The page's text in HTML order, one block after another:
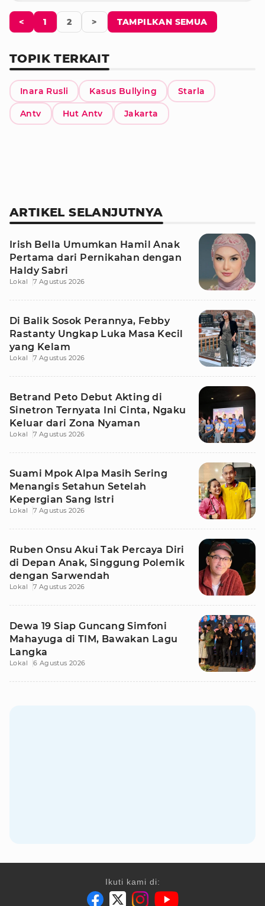
< 1 2 > TAMPILKAN SEMUA
TOPIK TERKAIT
Inara Rusli Kasus Bullying Starla
Antv Hut Antv Jakarta
ARTIKEL SELANJUTNYA
Irish Bella Umumkan Hamil Anak
Pertama dari Pernikahan dengan
Haldy Sabri
Lokal 7 Agustus 2026
Di Balik Sosok Perannya, Febby
Rastanty Ungkap Luka Masa Kecil
yang Kelam
Lokal 7 Agustus 2026
Betrand Peto Debut Akting di
Sinetron Ternyata Ini Cinta, Ngaku
Keluar dari Zona Nyaman
Lokal 7 Agustus 2026
Suami Mpok Alpa Masih Sering
Menangis Setahun Setelah
Kepergian Sang Istri
Lokal 7 Agustus 2026
Ruben Onsu Akui Tak Percaya Diri
di Depan Anak, Singgung Polemik
dengan Sarwendah
Lokal 7 Agustus 2026
Dewa 19 Siap Guncang Simfoni
Mahayuga di TIM, Bawakan Lagu
Langka
Lokal 6 Agustus 2026
Ikuti kami di: